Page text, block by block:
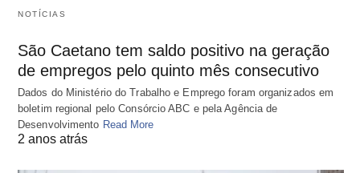
NOTÍCIAS
São Caetano tem saldo positivo na geração
de empregos pelo quinto mês consecutivo
Dados do Ministério do Trabalho e Emprego foram organizados em
boletim regional pelo Consórcio ABC e pela Agência de
Desenvolvimento Read More
2 anos atrás